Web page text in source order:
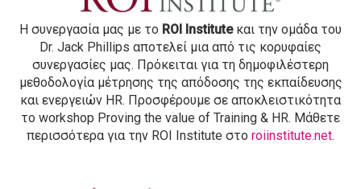
H συνεργασία μας με το ROI Instituteκαι την ομάδα του
Dr. Jack Phillips αποτελεί μια από τις κορυφαίες
συνεργασίες μας. Πρόκειται για τη δημοφιλέστερη
μεθοδολογία μέτρησης της απόδοσης της εκπαίδευσης
και ενεργειών HR. Προσφέρουμε σε αποκλειστικότητα
το workshop Proving the value of Training & HR. Μάθετε
περισσότερα για την ROI Institute στο roiinstitute.net.